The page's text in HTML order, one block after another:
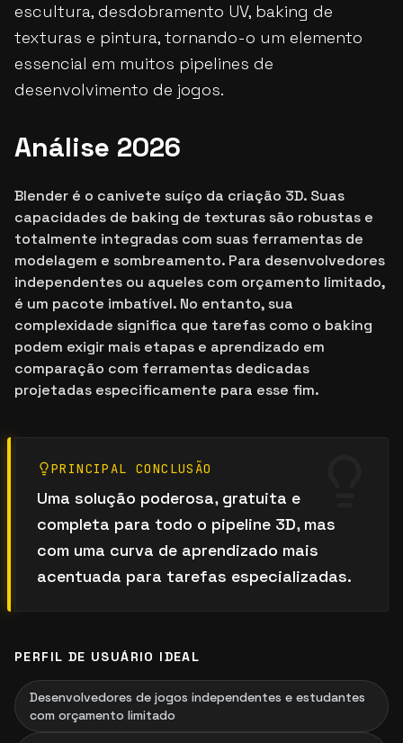
escultura, desdobramento UV, baking de
texturas e pintura, tornando-o um elemento
essencial em muitos pipelines de
desenvolvimento de jogos.
Análise 2026
Blender é o canivete suíço da criação 3D. Suas
capacidades de baking de texturas são robustas e
totalmente integradas com suas ferramentas de
modelagem e sombreamento. Para desenvolvedores
independentes ou aqueles com orçamento limitado,
é um pacote imbatível. No entanto, sua
complexidade significa que tarefas como o baking
podem exigir mais etapas e aprendizado em
comparação com ferramentas dedicadas
projetadas especificamente para esse fim.
PRINCIPAL CONCLUSÃO
Uma solução poderosa, gratuita e
completa para todo o pipeline 3D, mas
com uma curva de aprendizado mais
acentuada para tarefas especializadas.
PERFIL DE USUÁRIO IDEAL
Desenvolvedores de jogos independentes e estudantes
com orçamento limitado